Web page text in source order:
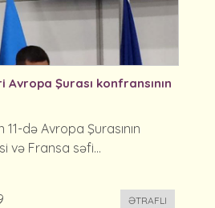
Şurası konfransının
də Avropa Şurasının
və Fransa səfi...
ƏTRAFLI